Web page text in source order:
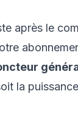
après le
la